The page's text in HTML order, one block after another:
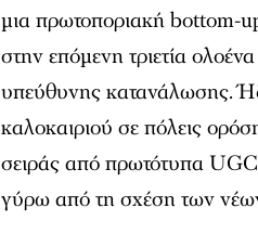
μια πρωτοποριακή bottom-
στην επόμενη τριετία
υπεύθυνης κατανάλωσης.
καλοκαιριού σε πόλεις
σειράς από πρωτότυπα
γύρω από τη σχέση των